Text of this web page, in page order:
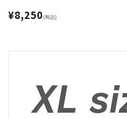
¥8,250 (税込)